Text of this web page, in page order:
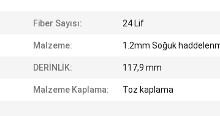
Fiber Sayısı: 24 Lif
Malzeme: 1.2mm Soğuk
DERİNLİK: 117,9 mm
Malzeme Kaplama: Toz kaplama